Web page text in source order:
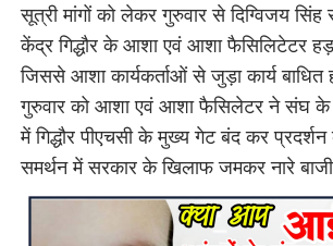
सूत्री मांगों को लेकर गुरुवार से दिग्विजय सिंह
केंद्र गिद्धौर के आशा एवं आशा फैसिलिटेटर
जिससे आशा कार्यकर्ताओं से जुड़ा कार्य बाधित
गुरुवार को आशा एवं आशा फैसिलेटर ने संघ के
में गिद्धौर पीएचसी के मुख्य गेट बंद कर
समर्थन में सरकार के खिलाफ जमकर नारे